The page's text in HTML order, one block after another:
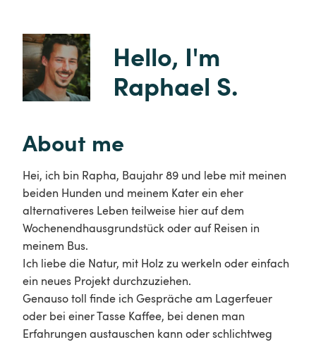
Hello, I'm
Raphael S.
About me
Hei, ich bin Rapha, Baujahr 89 und lebe mit meinen
beiden Hunden und meinem Kater ein eher
alternativeres Leben teilweise hier auf dem
Wochenendhausgrundstück oder auf Reisen in
meinem Bus.
Ich liebe die Natur, mit Holz zu werkeln oder einfach
ein neues Projekt durchzuziehen.
Genauso toll finde ich Gespräche am Lagerfeuer
oder bei einer Tasse Kaffee, bei denen man
Erfahrungen austauschen kann oder schlichtweg